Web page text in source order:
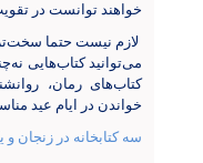
خواهند توانست در
لازم نیست حتما
می‌توانید کتاب‌هایی
کتاب‌های رمان،
خواندن در ایام عید
سه کتابخانه در زنجان